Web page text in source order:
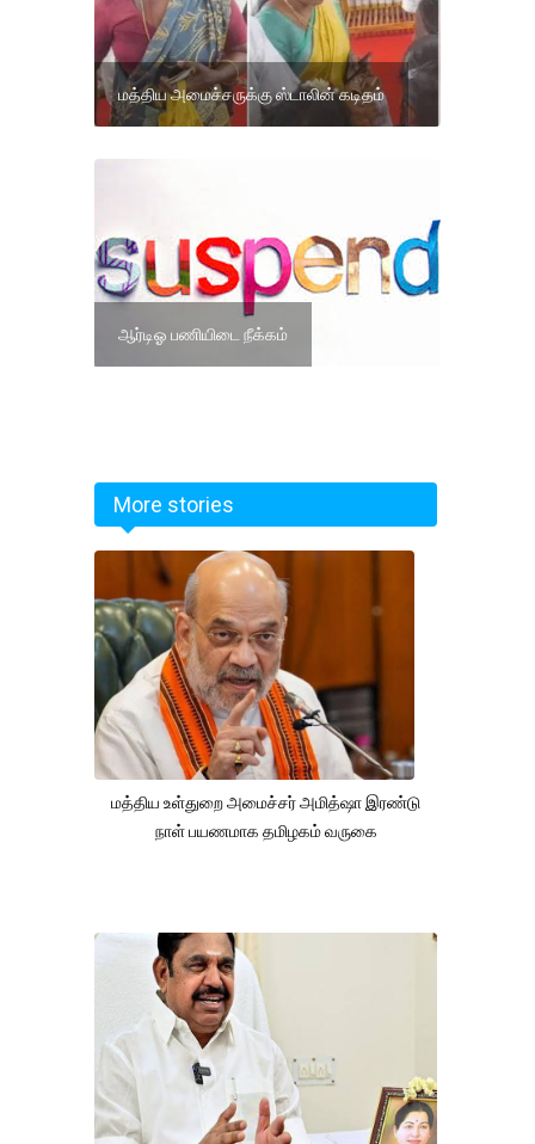
மத்திய அமைச்சருக்கு ஸ்டாலின் கடிதம்
ஆர்டிஓ பணியிடை நீக்கம்
More stories
மத்திய உள்துறை அமைச்சர் அமித்ஷா இரண்டு
நாள் பயணமாக தமிழகம் வருகை